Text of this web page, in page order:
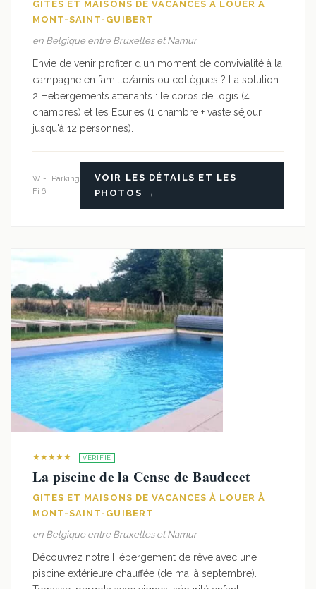
GITES ET MAISONS DE VACANCES À LOUER À
MONT-SAINT-GUIBERT
en Belgique entre Bruxelles et Namur
Envie de venir profiter d'un moment de convivialité à la
campagne en famille/amis ou collègues ? La solution :
2 Hébergements attenants : le corps de logis (4
chambres) et les Ecuries (1 chambre + vaste séjour
jusqu'à 12 personnes).
Wi-
Fi 6
Parking
VOIR LES DÉTAILS ET LES
PHOTOS →
★★★★★ VÉRIFIÉ
La piscine de la Cense de Baudecet
GITES ET MAISONS DE VACANCES À LOUER À
MONT-SAINT-GUIBERT
en Belgique entre Bruxelles et Namur
Découvrez notre Hébergement de rêve avec une
piscine extérieure chauffée (de mai à septembre).